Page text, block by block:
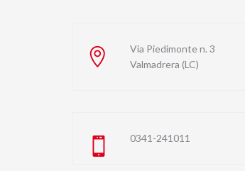
Via Piedimonte n. 3
Valmadrera (LC)
0341-241011